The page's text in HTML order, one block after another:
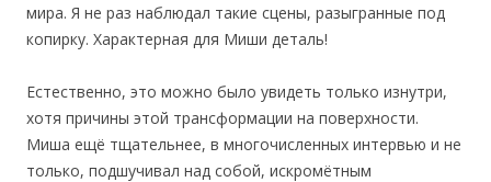
мира. Я не раз наблюдал такие сцены, разыгранные под
копирку. Характерная для Миши деталь!
Естественно, это можно было увидеть только изнутри,
хотя причины этой трансформации на поверхности.
Миша ещё тщательнее, в многочисленных интервью и не
только, подшучивал над собой, искромётным